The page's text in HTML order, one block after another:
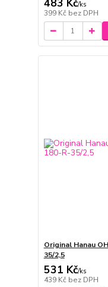
483 Kč/ks
399 Kč bez DPH
Original Hanau
35/2,5
531 Kč/ks
439 Kč bez DPH